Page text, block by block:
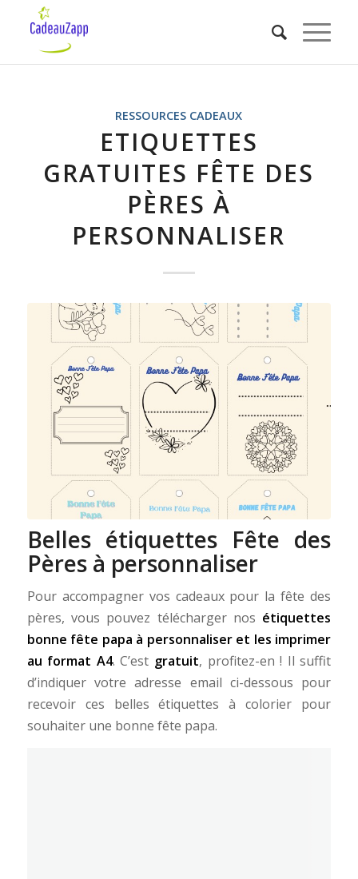
RESSOURCES CADEAUX
ETIQUETTES
GRATUITES FÊTE DES
PÈRES À
PERSONNALISER
Belles étiquettes Fête des
Pères à personnaliser
Pour accompagner vos cadeaux pour la fête des
pères, vous pouvez télécharger nos étiquettes
bonne fête papa à personnaliser et les imprimer
au format A4. C’est gratuit, profitez-en ! Il suffit
d’indiquer votre adresse email ci-dessous pour
recevoir ces belles étiquettes à colorier pour
souhaiter une bonne fête papa.